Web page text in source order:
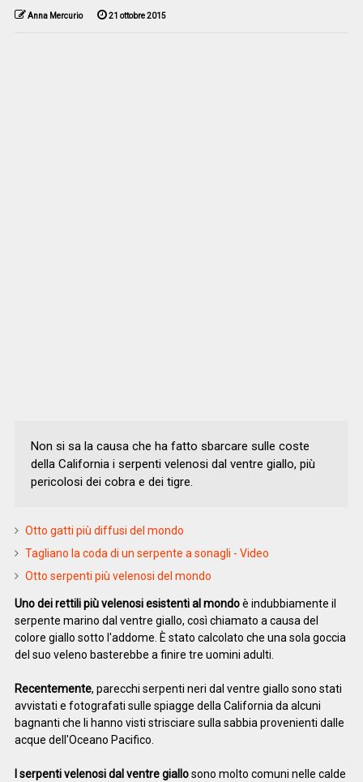
Anna Mercurio 21 ottobre 2015
Non si sa la causa che ha fatto sbarcare sulle coste
della California i serpenti velenosi dal ventre giallo, più
pericolosi dei cobra e dei tigre.
Otto gatti più diffusi del mondo
Tagliano la coda di un serpente a sonagli - Video
Otto serpenti più velenosi del mondo
Uno dei rettili più velenosi esistenti al mondoè indubbiamente il
serpente marino dal ventre giallo, così chiamato a causa del
colore giallo sotto l'addome. È stato calcolato che una sola goccia
del suo veleno basterebbe a finire tre uomini adulti.
Recentemente, parecchi serpenti neri dal ventre giallo sono stati
avvistati e fotografati sulle spiagge della California da alcuni
bagnanti che li hanno visti strisciare sulla sabbia provenienti dalle
acque dell'Oceano Pacifico.
I serpenti velenosi dal ventre giallosono molto comuni nelle calde